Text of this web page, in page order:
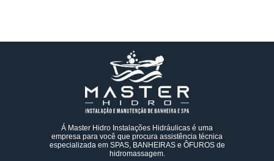
Á Master Hidro Instalações Hidráulicas é uma
empresa para você que procura assistência técnica
especializada em SPAS, BANHEIRAS e ÔFUROS de
hidromassagem.